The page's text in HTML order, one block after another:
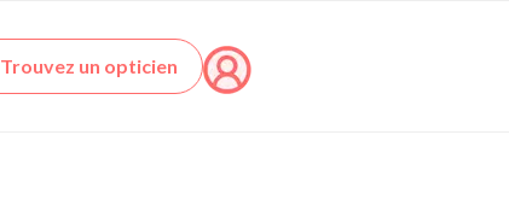
Trouvez un opticien